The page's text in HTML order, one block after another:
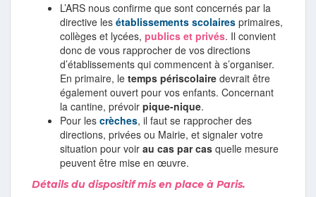
L’ARS nous confirme que sont concernés par la
directive lesétablissements scolaires primaires,
collèges et lycées,publics et privés. Il convient
donc de vous rapprocher de vos directions
d’établissements qui commencent à s’organiser.
En primaire, letemps périscolaire devrait être
également ouvert pour vos enfants. Concernant
la cantine, prévoirpique-nique.
Pour lescrèches, il faut se rapprocher des
directions, privées ou Mairie, et signaler votre
situation pour voirau cas par casquelle mesure
peuvent être mise en œuvre.
Détails du dispositif mis en place à Paris.